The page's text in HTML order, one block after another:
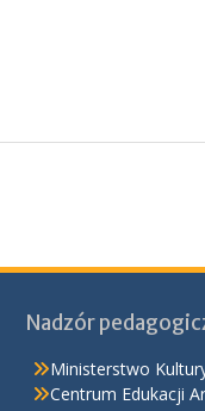
Nadzór
Ministerstwo
Centrum Edukacji